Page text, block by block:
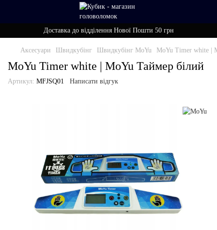
Доставка до відділення Нової Пошти 50 грн
Аксесуари Швидкубінг Швидкубінг MoYu MoYu Timer white |
MoYu Timer white | MoYu Таймер білий
Артикул: MFJSQ01 Написати відгук